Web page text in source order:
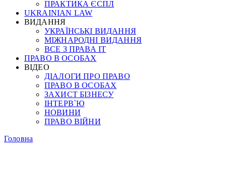
ПРАКТИКА ЄСПЛ
UKRAINIAN LAW
ВИДАННЯ
УКРАЇНСЬКІ ВИДАННЯ
МІЖНАРОДНІ ВИДАННЯ
ВСЕ З ПРАВА ІТ
ПРАВО В ОСОБАХ
ВІДЕО
ДІАЛОГИ ПРО ПРАВО
ПРАВО В ОСОБАХ
ЗАХИСТ БІЗНЕСУ
ІНТЕРВ`Ю
НОВИНИ
ПРАВО ВІЙНИ
Головна